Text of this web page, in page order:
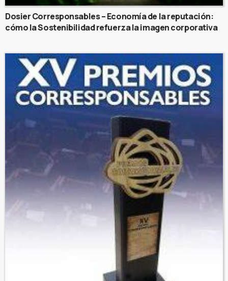
Dosier Corresponsables – Economía de la reputación:
cómo la Sostenibilidad refuerza la imagen corporativa